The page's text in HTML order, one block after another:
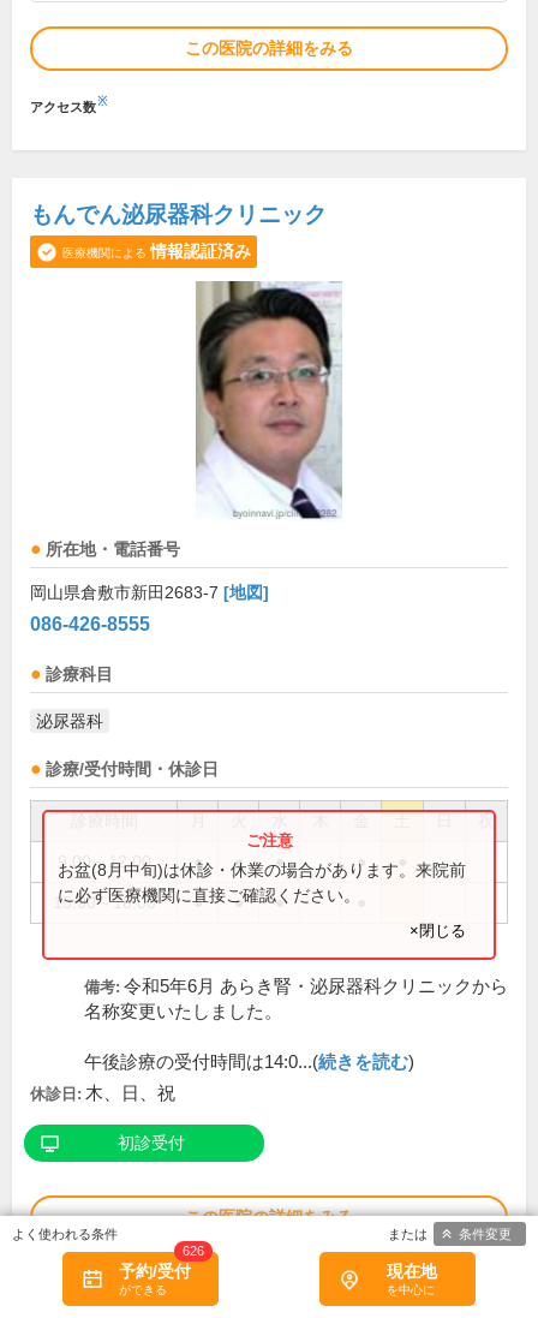
この医院の詳細をみる
アクセス数※
もんでん泌尿器科クリニック
医療機関による 情報認証済み
所在地・電話番号
岡山県倉敷市新田2683-7 [地図]
086-426-8555
診療科目
泌尿器科
診療/受付時間・休診日
祝
9:00～12:00 ● ● ● ●
15:00～18:00 ● ● ●
お盆(8月中旬)は休診・休業の場合があります。来院前
に必ず医療機関に直接ご確認ください。
×閉じる
備考: 令和5年6月 あらき腎・泌尿器科クリニックから
名称変更いたしました。
午後診療の受付時間は14:0...(続きを読む)
休診日: 木、日、祝
初診受付
この医院の詳細をみる
アクセス数※ 予約/受付
626
現在地
条件変更